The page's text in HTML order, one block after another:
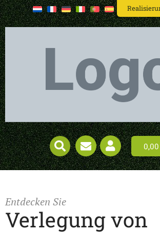
0,00
Entdecken Sie
Verlegung von